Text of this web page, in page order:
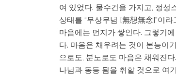
여 있었다. 물수건을 가지고, 정성
상태를 “무상무념 [無想無念]”이
마음에는 먼지가 쌓인다. 그렇기
다. 마음은 채우려는 것이 본능이
으로도, 분노로도 마음은 채워진
나님과 동등 됨을 취할 것으로 여